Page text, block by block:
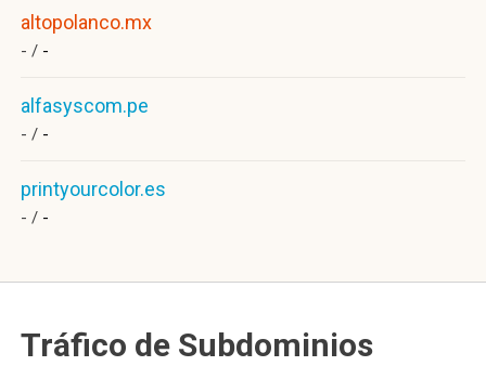
altopolanco.mx
- / -
alfasyscom.pe
- / -
printyourcolor.es
- / -
Tráfico de Subdominios